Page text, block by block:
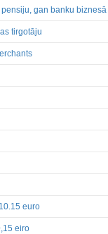
gan banku biznesā
tirgotāju
euro
eiro